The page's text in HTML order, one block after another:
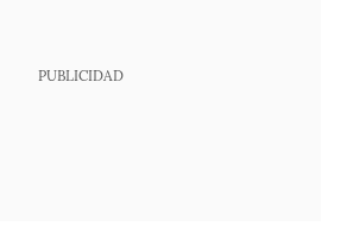
PUBLICIDAD